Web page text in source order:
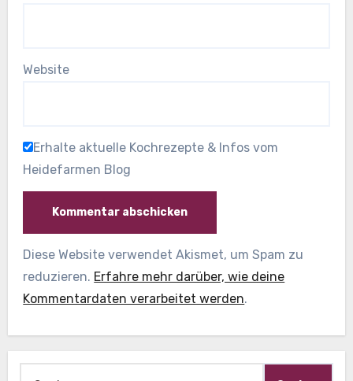
Website
Erhalte aktuelle Kochrezepte & Infos vom
Heidefarmen Blog
Diese Website verwendet Akismet, um Spam zu
reduzieren. Erfahre mehr darüber, wie deine
Kommentardaten verarbeitet werden.